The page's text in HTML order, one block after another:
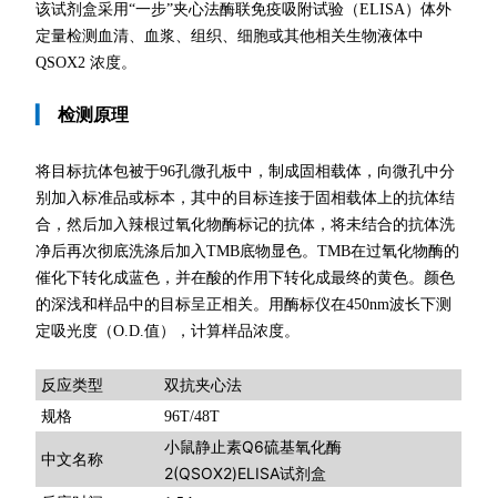
该试剂盒采用“一步”夹心法酶联免疫吸附试验（ELISA）体外
定量检测血清、血浆、组织、细胞或其他相关生物液体中
QSOX2 浓度。
检测原理
将目标抗体包被于96孔微孔板中，制成固相载体，向微孔中分
别加入标准品或标本，其中的目标连接于固相载体上的抗体结
合，然后加入辣根过氧化物酶标记的抗体，将未结合的抗体洗
净后再次彻底洗涤后加入TMB底物显色。TMB在过氧化物酶的
催化下转化成蓝色，并在酸的作用下转化成最终的黄色。颜色
的深浅和样品中的目标呈正相关。用酶标仪在450nm波长下测
定吸光度（O.D.值），计算样品浓度。
反应类型 双抗夹心法
规格 96T/48T
中文名称
小鼠静止素Q6硫基氧化酶
2(QSOX2)ELISA试剂盒